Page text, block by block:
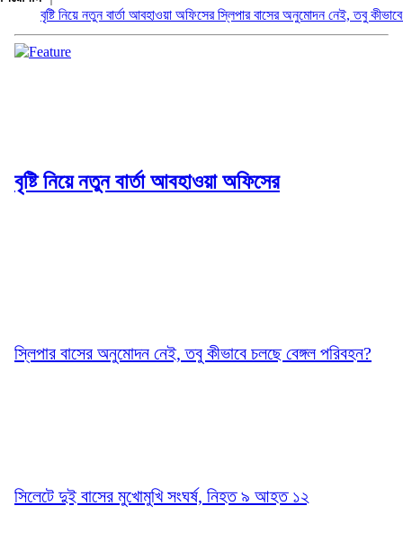
নিয়ে নতুন বার্তা আবহাওয়া অফিসেরস্লিপার বাসের অনুমোদন নেই, তবু কীভাবে চলছে
বৃষ্টি নিয়ে নতুন বার্তা আবহাওয়া অফিসের
স্লিপার বাসের অনুমোদন নেই, তবু কীভাবে চলছে বেঙ্গল পরিবহন?
সিলেটে দুই বাসের মুখোমুখি সংঘর্ষ, নিহত ৯ আহত ১২